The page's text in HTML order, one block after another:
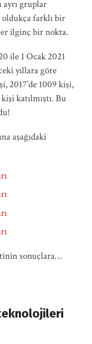
ayrı gruplar
farklı bir
ilginç bir nokta.
ile 1 Ocak 2021
yıllara göre
2017’de 1009 kişi,
katılmıştı. Bu
aşağıdaki
sonuçlara…